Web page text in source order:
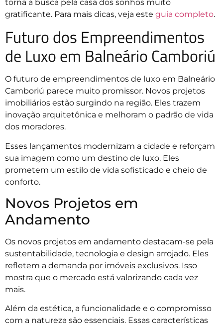
torna a busca pela casa dos sonhos muito
gratificante. Para mais dicas, veja este guia completo.
Futuro dos Empreendimentos
de Luxo em Balneário Camboriú
O futuro de empreendimentos de luxo em Balneário
Camboriú parece muito promissor. Novos projetos
imobiliários estão surgindo na região. Eles trazem
inovação arquitetônica e melhoram o padrão de vida
dos moradores.
Esses lançamentos modernizam a cidade e reforçam
sua imagem como um destino de luxo. Eles
prometem um estilo de vida sofisticado e cheio de
conforto.
Novos Projetos em
Andamento
Os novos projetos em andamento destacam-se pela
sustentabilidade, tecnologia e design arrojado. Eles
refletem a demanda por imóveis exclusivos. Isso
mostra que o mercado está valorizando cada vez
mais.
Além da estética, a funcionalidade e o compromisso
com a natureza são essenciais. Essas características